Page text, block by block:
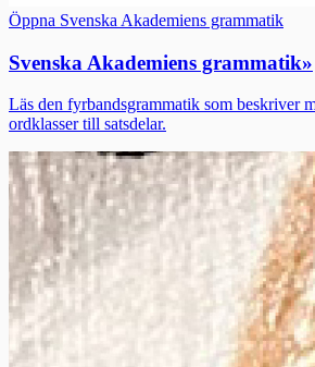
Öppna Svenska Akademiens grammatik
Svenska Akademiens grammatik»
Läs den fyrbandsgrammatik som beskriver
ordklasser till satsdelar.